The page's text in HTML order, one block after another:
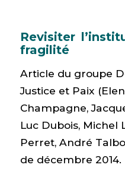
Revisiter
fragilité
Article du groupe
Justice et Paix
Champagne,
Luc Dubois, Michel
Perret, André
de décembre 2014.